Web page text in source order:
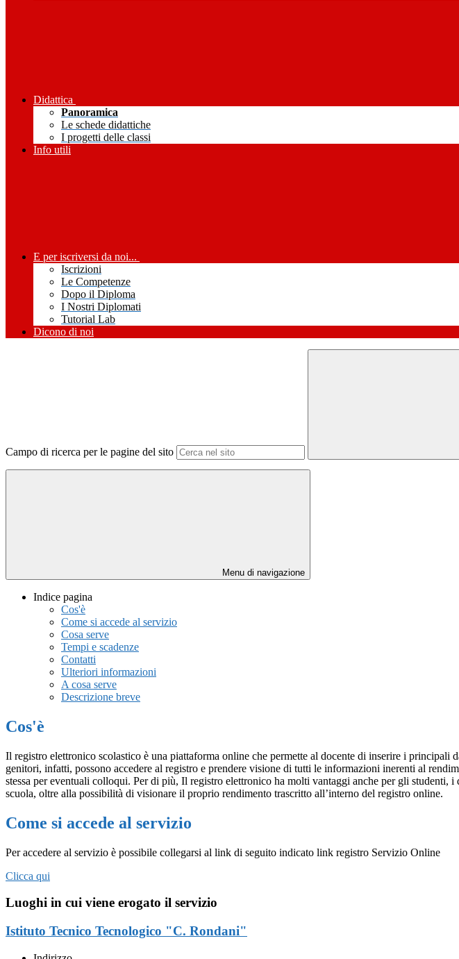
Didattica
Panoramica
Le schede didattiche
I progetti delle classi
Info utili
E per iscriversi da noi...
Iscrizioni
Le Competenze
Dopo il Diploma
I Nostri Diplomati
Tutorial Lab
Dicono di noi
Campo di ricerca per le pagine del sito
Menu di navigazione
Indice pagina
Cos'è
Come si accede al servizio
Cosa serve
Tempi e scadenze
Contatti
Ulteriori informazioni
A cosa serve
Descrizione breve
Cos'è
Il registro elettronico scolastico è una piattaforma online che permette al docente di inserire i
genitori, infatti, possono accedere al registro e prendere visione di tutti le informazioni inerenti al
stessa per eventuali colloqui. Per di più, Il registro elettronico ha molti vantaggi anche per gli
scuola, oltre alla possibilità di visionare il proprio rendimento trascritto all’interno del registro online.
Come si accede al servizio
Per accedere al servizio è possibile collegarsi al link di seguito indicato link registro Servizio Online
Clicca qui
Luoghi in cui viene erogato il servizio
Istituto Tecnico Tecnologico "C. Rondani"